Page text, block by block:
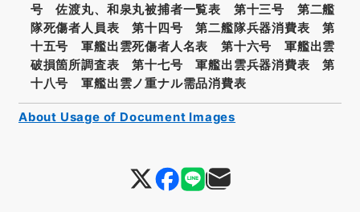
号 佐渡丸、和泉丸被捕者一覧表 第十三号 第二艦
隊死傷者人員表 第十四号 第二艦隊兵器消費表 第
十五号 軍艦出雲死傷者人名表 第十六号 軍艦出雲
破損箇所調査表 第十七号 軍艦出雲兵器消費表 第
十八号 軍艦出雲ノ重ナル需品消費表
About Usage of Document Images